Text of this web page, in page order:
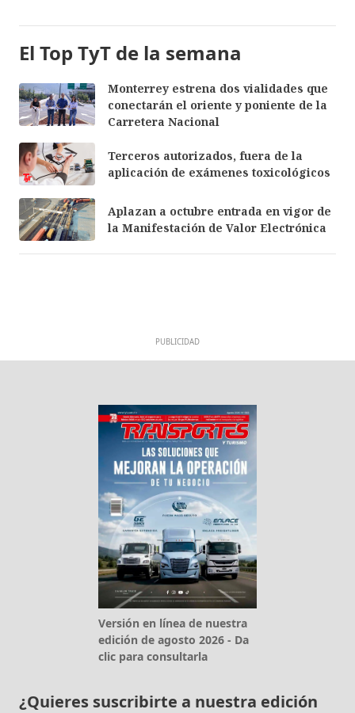
El Top TyT de la semana
Monterrey estrena dos vialidades que
conectarán el oriente y poniente de la
Carretera Nacional
Terceros autorizados, fuera de la
aplicación de exámenes toxicológicos
Aplazan a octubre entrada en vigor de
la Manifestación de Valor Electrónica
PUBLICIDAD
Versión en línea de nuestra
edición de agosto 2026 - Da
clic para consultarla
¿Quieres suscribirte a nuestra edición